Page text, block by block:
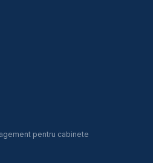
pentru cabinete